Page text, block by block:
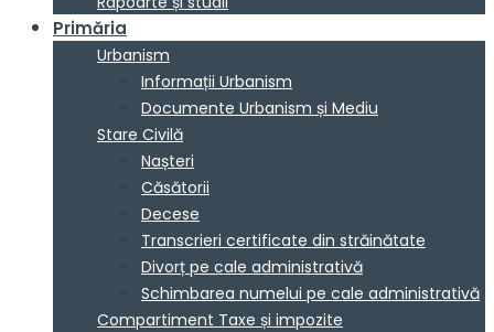
Primăria
Urbanism
Informații Urbanism
Documente Urbanism și Mediu
Stare Civilă
Nașteri
Căsătorii
Decese
Transcrieri certificate din străinătate
Divorț pe cale administrativă
Schimbarea numelui pe cale administrativă
Compartiment Taxe și impozite